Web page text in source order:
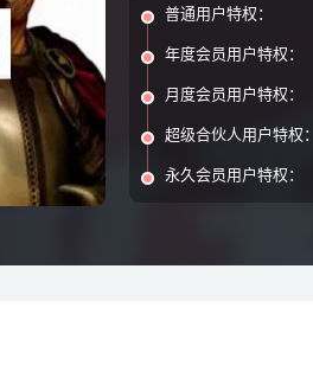
普通用户特权：
年度会员用户特权：
月度会员用户特权：
超级合伙人用户特权：
永久会员用户特权：